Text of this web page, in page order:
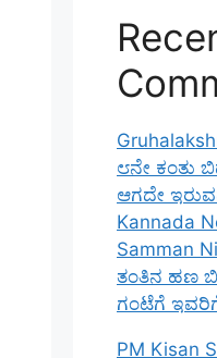
೮ನೇ ಕಂತು
ಆಗದೇ
Kannada
Samman
ತಂತಿನ ಹಣ
ಗಂಟೆಗೆ
PM Kisan